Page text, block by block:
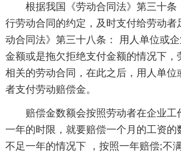
根据我国《劳动合同法》第三十条
行劳动合同的约定，及时支付给劳动者
动合同法》第三十八条： 用人单位或
金额或是拖欠拒绝支付金额的情况下，
相关的劳动合同，在此之后，用人单位
者支付劳动赔偿金。
赔偿金数额会按照劳动者在企业工
一年的时限，就要赔偿一个月的工资的
不足一年的情况下 ，按照一年赔偿;不